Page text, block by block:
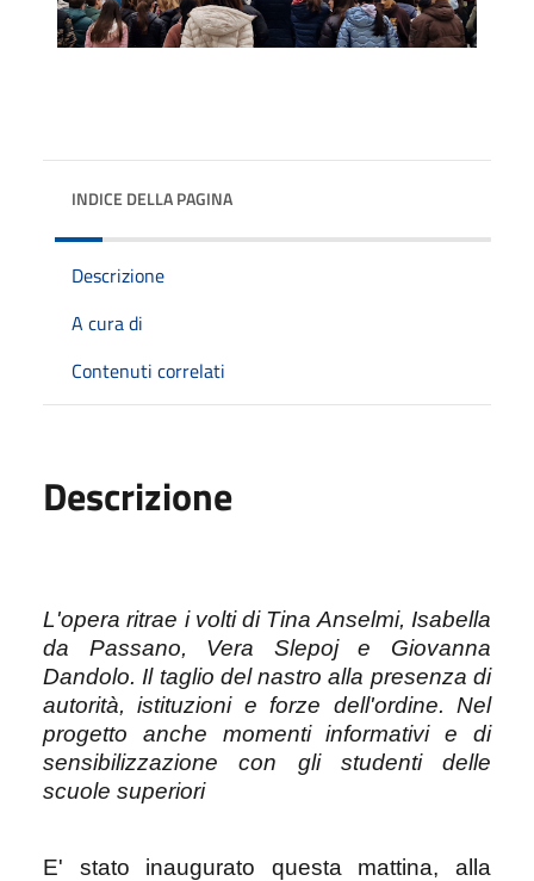
INDICE DELLA PAGINA
Descrizione
A cura di
Contenuti correlati
Descrizione
L'opera ritrae i volti di Tina Anselmi, Isabella
da Passano, Vera Slepoj e Giovanna
Dandolo. Il taglio del nastro alla presenza di
autorità, istituzioni e forze dell'ordine. Nel
progetto anche momenti informativi e di
sensibilizzazione con gli studenti delle
scuole superiori
E' stato inaugurato questa mattina, alla